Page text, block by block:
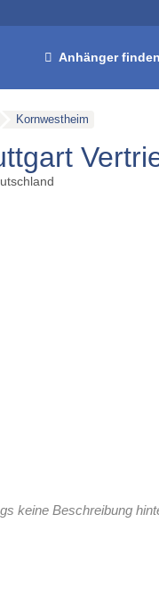
Anhänger finden
Kornwestheim
keine Beschreibung